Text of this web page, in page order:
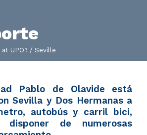
UPO? Seville
Pablo de Olavide está
Sevilla y Dos Hermanas a
autobús y carril bici,
disponer de numerosas